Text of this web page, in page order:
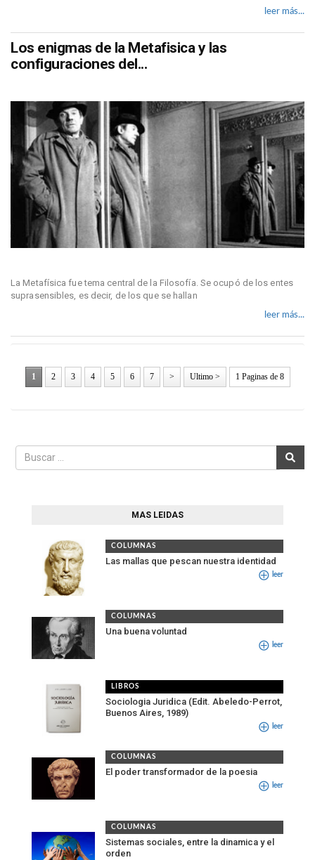
leer más...
Los enigmas de la Metafisica y las
configuraciones del...
La Metafísica fue tema central de la Filosofía. Se ocupó de los entes
suprasensibles, es decir, de los que se hallan
leer más...
1 2 3 4 5 6 7 > Ultimo > 1 Paginas de 8
MAS LEIDAS
COLUMNAS
Las mallas que pescan nuestra identidad
leer
COLUMNAS
Una buena voluntad
leer
LIBROS
Sociologia Juridica (Edit. Abeledo-Perrot,
Buenos Aires, 1989)
leer
COLUMNAS
El poder transformador de la poesia
leer
COLUMNAS
Sistemas sociales, entre la dinamica y el
orden